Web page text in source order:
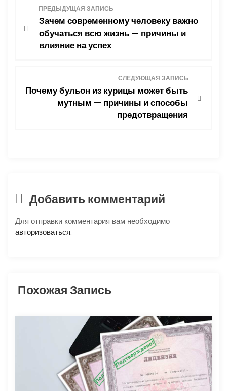
я
п
о
а
ПРЕДЫДУЩАЯ ЗАПИСЬ
Зачем современному человеку важно
обучаться всю жизнь — причины и
влияние на успех
СЛЕДУЮЩАЯ ЗАПИСЬ
Почему бульон из курицы может быть
мутным — причины и способы
предотвращения
Добавить комментарий
Для отправки комментария вам необходимо
авторизоваться.
Похожая Запись